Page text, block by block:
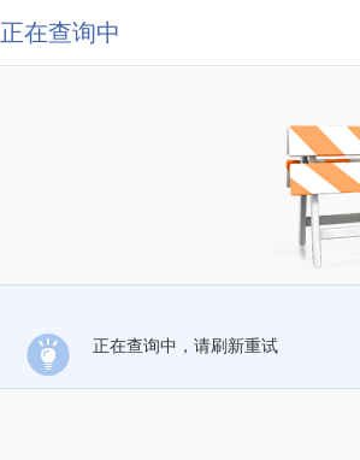
正在查询中
正在查询中，请刷新重试